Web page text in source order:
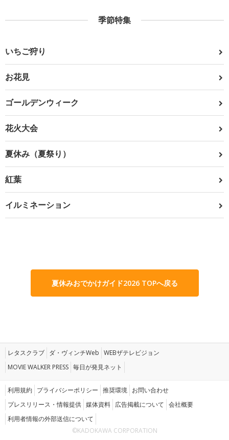
季節特集
いちご狩り
お花見
ゴールデンウィーク
花火大会
夏休み（夏祭り）
紅葉
イルミネーション
夏休みおでかけガイド2026 TOPへ戻る
レタスクラブ ダ・ヴィンチWeb WEBザテレビジョン
MOVIE WALKER PRESS 毎日が発見ネット
利用規約 プライバシーポリシー 推奨環境 お問い合わせ
プレスリリース・情報提供 媒体資料 広告掲載について 会社概要
利用者情報の外部送信について
©KADOKAWA CORPORATION